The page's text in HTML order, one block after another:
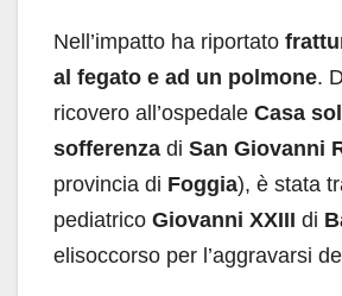
Nell’impatto ha riportato
al fegato e ad un polmone.
ricovero all’ospedale Casa
sofferenza di San Giovanni
provincia di Foggia), è stata
pediatrico Giovanni XXIII di
elisoccorso per l’aggravarsi